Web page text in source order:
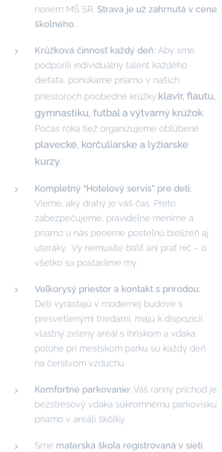
noriem MŠ SR. Strava je už zahrnutá v cene
školného.
Krúžková činnosť každý deň: Aby sme
podporili individuálny talent každého
dieťaťa, ponúkame priamo v našich
priestoroch poobedné krúžky:klavír, flautu,
gymnastiku, futbal a výtvarný krúžok.
Počas roka tiež organizujeme obľúbené
plavecké, korčuliarske a lyžiarske
kurzy.
Kompletný "Hotelový servis" pre deti:
Vieme, aký drahý je váš čas. Preto
zabezpečujeme, pravidelne meníme a
priamo u nás perieme posteľnú bielizeň aj
uteráky. Vy nemusíte baliť ani prať nič – o
všetko sa postaráme my.
Veľkorysý priestor a kontakt s prírodou:
Deti vyrastajú v modernej budove s
presvetlenými triedami, majú k dispozícii
vlastný zelený areál s ihriskom a vďaka
polohe pri mestskom parku sú každý deň
na čerstvom vzduchu.
Komfortné parkovanie: Váš ranný príchod je
bezstresový vďaka súkromnému parkovisku
priamo v areáli škôlky.
Sme materská škola registrovaná v sieti